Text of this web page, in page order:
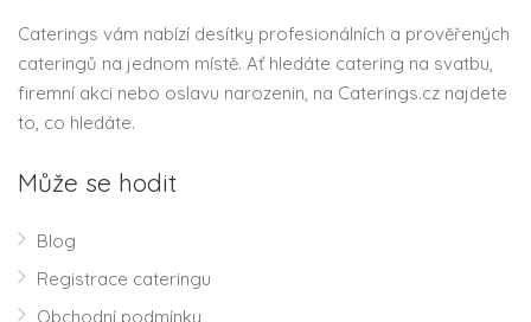
Caterings vám nabízí desítky profesionálních a prověřených
cateringů na jednom místě. Ať hledáte catering na svatbu,
firemní akci nebo oslavu narozenin, na Caterings.cz najdete
to, co hledáte.
Může se hodit
Blog
Registrace cateringu
Obchodní podmínky